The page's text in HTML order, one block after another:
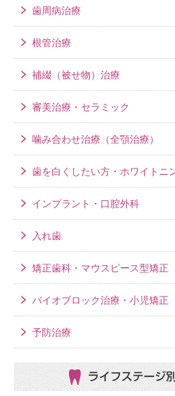
歯周病治療
根管治療
補綴（被せ物）治療
審美治療・セラミック
噛み合わせ治療（全顎治療）
歯を白くしたい方・ホワイトニ
インプラント・口腔外科
入れ歯
矯正歯科・マウスピース型矯正
バイオブロック治療・小児矯正
予防治療
ライフステージ別